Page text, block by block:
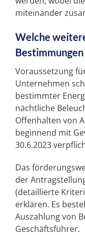
miteinander
Welche
Voraussetzung
Unternehmen
bestimmter
nächtliche
Offenhalten von
beginnend mit
30.6.2023
Das
der
(detaillierte
erklären. Es
Auszahlung von
Geschäftsführer.